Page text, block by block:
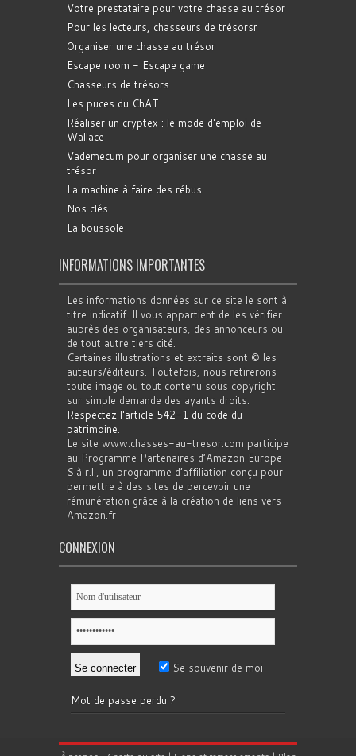
Votre prestataire pour votre chasse au trésor
Pour les lecteurs, chasseurs de trésorsr
Organiser une chasse au trésor
Escape room - Escape game
Chasseurs de trésors
Les puces du ChAT
Réaliser un cryptex : le mode d'emploi de
Wallace
Vademecum pour organiser une chasse au
trésor
La machine à faire des rébus
Nos clés
La boussole
INFORMATIONS IMPORTANTES
Les informations données sur ce site le sont à
titre indicatif. Il vous appartient de les vérifier
auprès des organisateurs, des annonceurs ou
de tout autre tiers cité.
Certaines illustrations et extraits sont © les
auteurs/éditeurs. Toutefois, nous retirerons
toute image ou tout contenu sous copyright
sur simple demande des ayants droits.
Respectez l'article 542-1 du code du
patrimoine.
Le site www.chasses-au-tresor.com participe
au Programme Partenaires d’Amazon Europe
S.à r.l., un programme d’affiliation conçu pour
permettre à des sites de percevoir une
rémunération grâce à la création de liens vers
Amazon.fr
CONNEXION
Se souvenir de moi
Mot de passe perdu ?